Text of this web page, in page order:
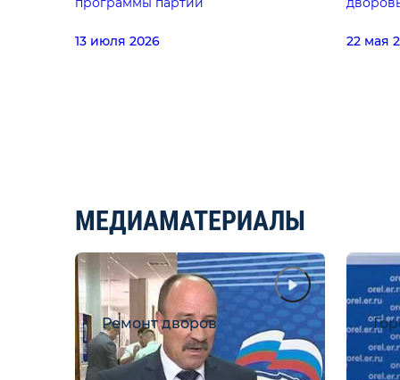
13 июля 2026 22 мая
МЕДИАМАТЕРИАЛЫ
Ремонт дворов